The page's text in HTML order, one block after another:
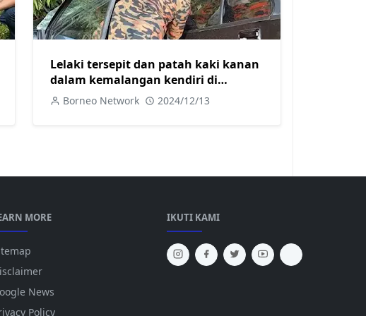
Lelaki tersepit dan patah kaki kanan
dalam kemalangan kendiri di
Simpang Bukit Saban
Borneo Network 2024/12/13
MORE
News
Policy
IKUTI KAMI